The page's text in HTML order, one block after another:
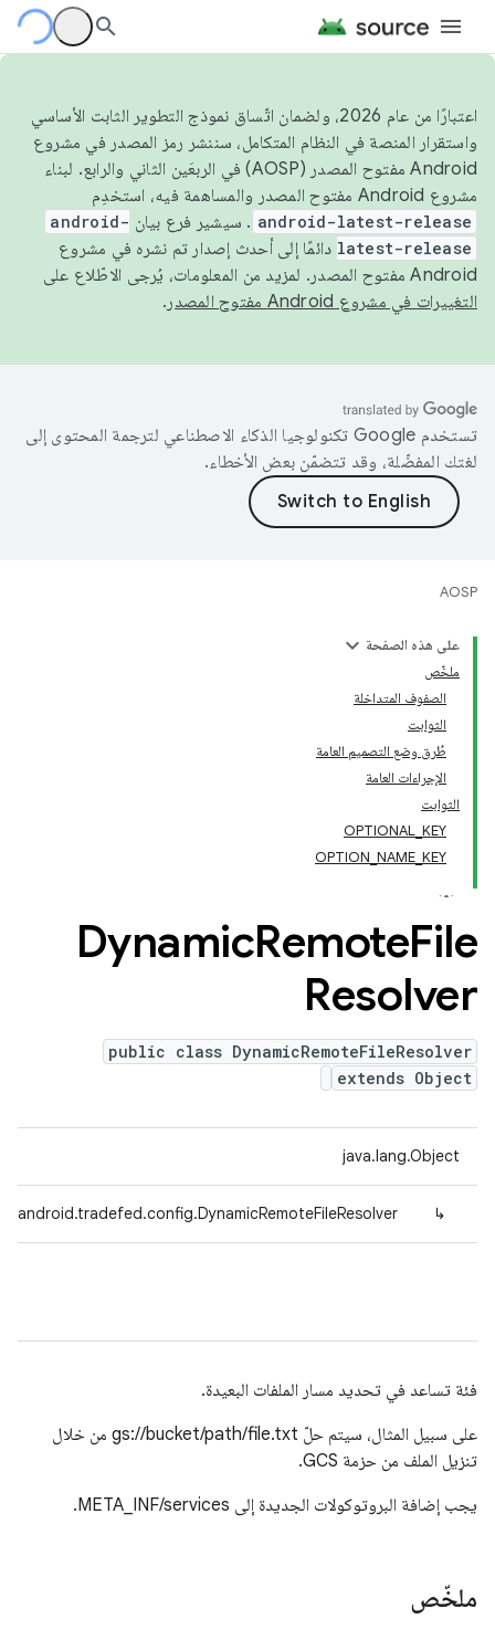
اعتبارًا من عام 2026، ولضمان اتّساق نموذج التطوير الثابت الأساسي
واستقرار المنصة في النظام المتكامل، سننشر رمز المصدر في مشروع
Android مفتوح المصدر (AOSP) في الربعَين الثاني والرابع. لبناء
مشروع Android مفتوح المصدر والمساهمة فيه، استخدِم
android-latest-release . سيشير فرع بيان android-
latest-release دائمًا إلى أحدث إصدار تم نشره في مشروع
Android مفتوح المصدر. لمزيد من المعلومات، يُرجى الاطّلاع على
التغييرات في مشروع Android مفتوح المصدر
.
تستخدم Google تكنولوجيا الذكاء الاصطناعي لترجمة المحتوى إلى
لغتك المفضّلة، وقد تتضمّن بعض الأخطاء.
AOSP
على هذه الصفحة
ملخّص
الصفوف المتداخلة
الثوابت
طُرق وضع التصميم العامة
الإجراءات العامة
الثوابت
OPTIONAL_KEY
OPTION_NAME_KEY
DynamicRemoteFile
Resolver
public class DynamicRemoteFileResolver
extends Object
java.lang.Object
↳
فئة تساعد في تحديد مسار الملفات البعيدة.
على سبيل المثال، سيتم حلّ gs://bucket/path/file.txt من خلال
تنزيل الملف من حزمة GCS.
يجب إضافة البروتوكولات الجديدة إلى META_INF/services.
ملخّص